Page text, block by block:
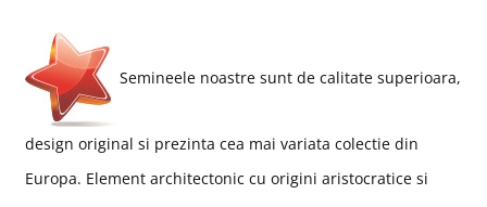
Semineele noastre sunt de calitate superioara,
design original si prezinta cea mai variata colectie din
Europa. Element architectonic cu origini aristocratice si